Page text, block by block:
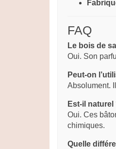
FAQ
Le bois de
Oui. Son
Peut-on
Absolument.
Est-il naturel
Oui. Ces
chimiques.
Quelle